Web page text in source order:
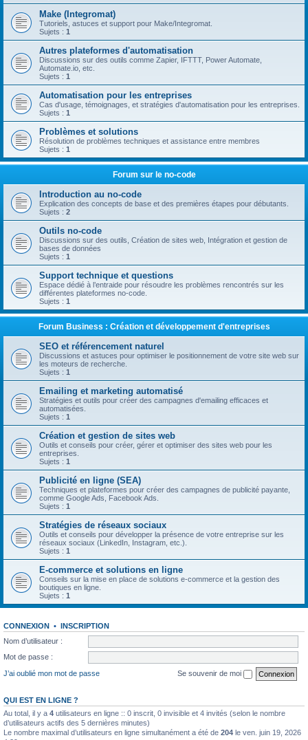
Make (Integromat)
Tutoriels, astuces et support pour Make/Integromat.
Sujets : 1
Autres plateformes d'automatisation
Discussions sur des outils comme Zapier, IFTTT, Power Automate,
Automate.io, etc.
Sujets : 1
Automatisation pour les entreprises
Cas d'usage, témoignages, et stratégies d'automatisation pour les entreprises.
Sujets : 1
Problèmes et solutions
Résolution de problèmes techniques et assistance entre membres
Sujets : 1
Forum sur le no-code
Introduction au no-code
Explication des concepts de base et des premières étapes pour débutants.
Sujets : 2
Outils no-code
Discussions sur des outils, Création de sites web, Intégration et gestion de
bases de données
Sujets : 1
Support technique et questions
Espace dédié à l’entraide pour résoudre les problèmes rencontrés sur les
différentes plateformes no-code.
Sujets : 1
Forum Business : Création et développement d'entreprises
SEO et référencement naturel
Discussions et astuces pour optimiser le positionnement de votre site web sur
les moteurs de recherche.
Sujets : 1
Emailing et marketing automatisé
Stratégies et outils pour créer des campagnes d'emailing efficaces et
automatisées.
Sujets : 1
Création et gestion de sites web
Outils et conseils pour créer, gérer et optimiser des sites web pour les
entreprises.
Sujets : 1
Publicité en ligne (SEA)
Techniques et plateformes pour créer des campagnes de publicité payante,
comme Google Ads, Facebook Ads.
Sujets : 1
Stratégies de réseaux sociaux
Outils et conseils pour développer la présence de votre entreprise sur les
réseaux sociaux (LinkedIn, Instagram, etc.).
Sujets : 1
E-commerce et solutions en ligne
Conseils sur la mise en place de solutions e-commerce et la gestion des
boutiques en ligne.
Sujets : 1
CONNEXION • INSCRIPTION
Nom d’utilisateur :
Mot de passe :
J’ai oublié mon mot de passe
Se souvenir de moi
QUI EST EN LIGNE ?
Au total, il y a 4 utilisateurs en ligne :: 0 inscrit, 0 invisible et 4 invités (selon le nombre
d’utilisateurs actifs des 5 dernières minutes)
Le nombre maximal d’utilisateurs en ligne simultanément a été de 204 le ven. juin 19, 2026